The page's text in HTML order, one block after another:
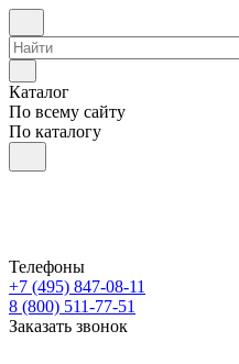
Каталог
По всему сайту
По каталогу
Телефоны
+7 (495) 847-08-11
8 (800) 511-77-51
Заказать звонок